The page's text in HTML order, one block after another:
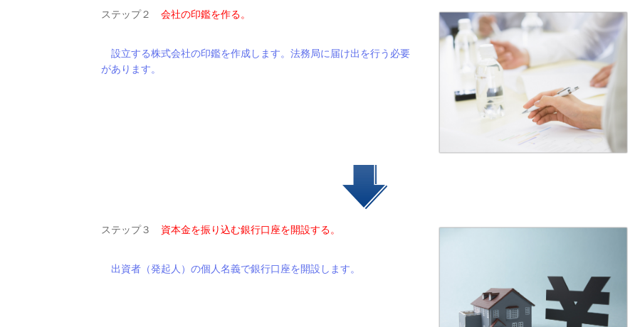
ステップ２ 会社の印鑑を作る。
設立する株式会社の印鑑を作成します。法務局に届け出を行う必要
があります。
ステップ３ 資本金を振り込む銀行口座を開設する。
出資者（発起人）の個人名義で銀行口座を開設します。